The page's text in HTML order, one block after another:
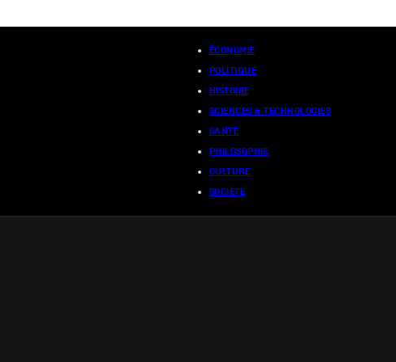
ÉCONOMIE
POLITIQUE
HISTOIRE
SCIENCES & TECHNOLOGIES
SANTÉ
PHILOSOPHIE
CULTURE
SOCIÉTÉ